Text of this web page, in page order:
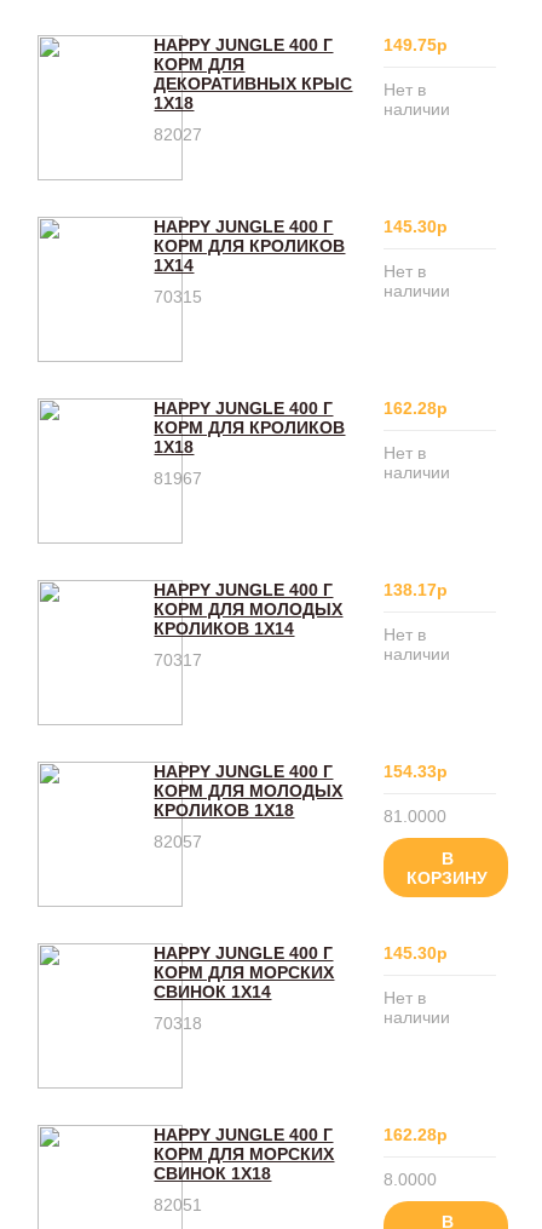
HAPPY JUNGLE 400 Г
КОРМ ДЛЯ
ДЕКОРАТИВНЫХ КРЫС
1Х18
82027
149.75р
Нет в
наличии
HAPPY JUNGLE 400 Г
КОРМ ДЛЯ КРОЛИКОВ
1Х14
70315
145.30р
Нет в
наличии
HAPPY JUNGLE 400 Г
КОРМ ДЛЯ КРОЛИКОВ
1Х18
81967
162.28р
Нет в
наличии
HAPPY JUNGLE 400 Г
КОРМ ДЛЯ МОЛОДЫХ
КРОЛИКОВ 1Х14
70317
138.17р
Нет в
наличии
HAPPY JUNGLE 400 Г
КОРМ ДЛЯ МОЛОДЫХ
КРОЛИКОВ 1Х18
82057
154.33р
81.0000
В
КОРЗИНУ
HAPPY JUNGLE 400 Г
КОРМ ДЛЯ МОРСКИХ
СВИНОК 1Х14
70318
145.30р
Нет в
наличии
HAPPY JUNGLE 400 Г
КОРМ ДЛЯ МОРСКИХ
СВИНОК 1Х18
82051
162.28р
8.0000
В